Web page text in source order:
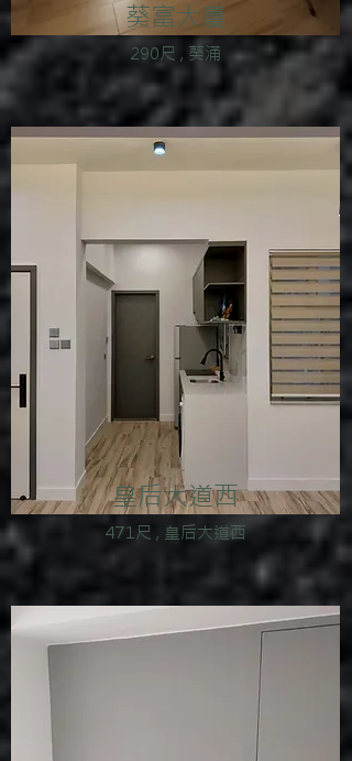
葵富大廈
290尺 , 葵涌
皇后大道西
471尺 , 皇后大道西